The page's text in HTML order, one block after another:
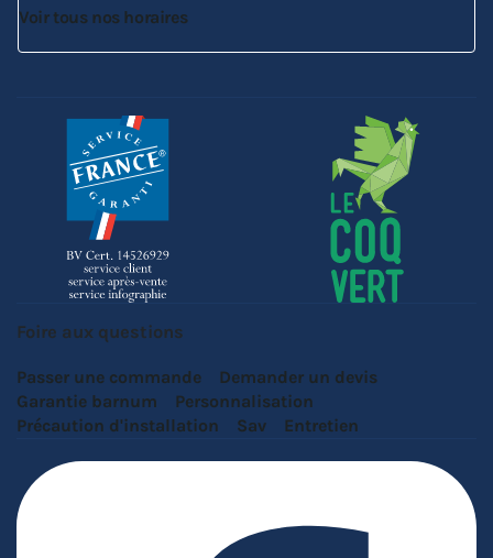
Voir tous nos horaires
Foire aux questions
Passer une commande
Demander un devis
Garantie barnum
Personnalisation
Précaution d'installation
Sav Entretien